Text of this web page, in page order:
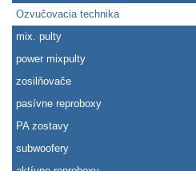
Ozvučovacia technika
mix. pulty
power mixpulty
zosilňovače
pasívne reproboxy
PA zostavy
subwoofery